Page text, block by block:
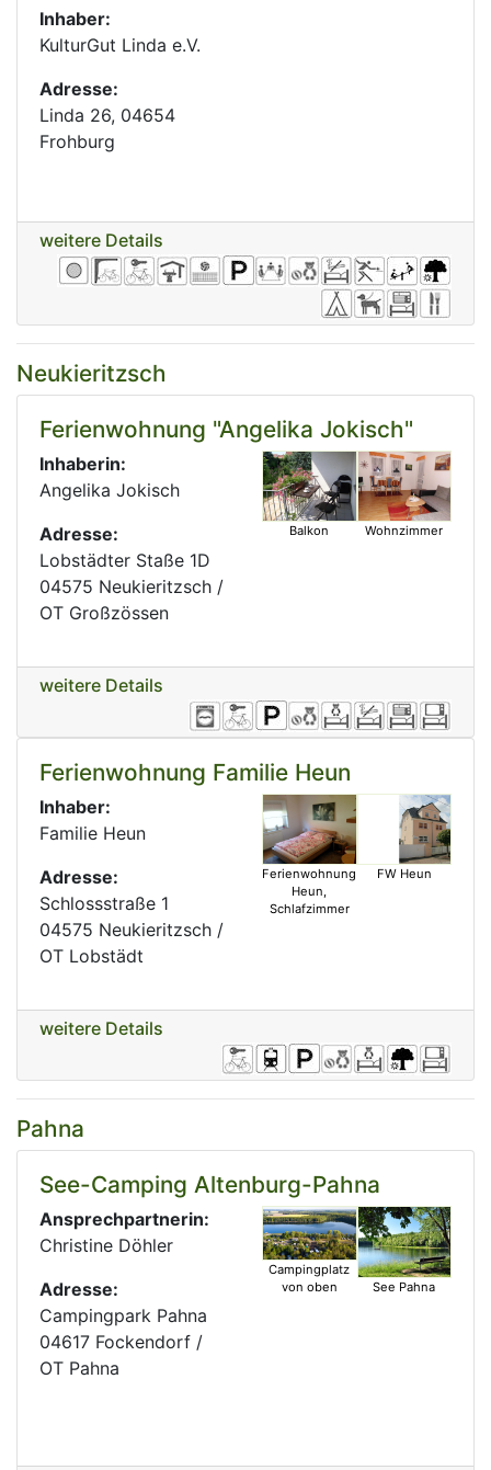
Inhaber:
KulturGut Linda e.V.
Adresse:
Linda 26, 04654
Frohburg
weitere Details
Neukieritzsch
Ferienwohnung "Angelika Jokisch"
Inhaberin:
Angelika Jokisch
Adresse:
Lobstädter Staße 1D
04575 Neukieritzsch /
OT Großzössen
Balkon Wohnzimmer
weitere Details
Ferienwohnung Familie Heun
Inhaber:
Familie Heun
Adresse:
Schlossstraße 1
04575 Neukieritzsch /
OT Lobstädt
Ferienwohnung
Heun,
Schlafzimmer
FW Heun
weitere Details
Pahna
See-Camping Altenburg-Pahna
Ansprechpartnerin:
Christine Döhler
Adresse:
Campingpark Pahna
04617 Fockendorf /
OT Pahna
Campingplatz
von oben
See Pahna